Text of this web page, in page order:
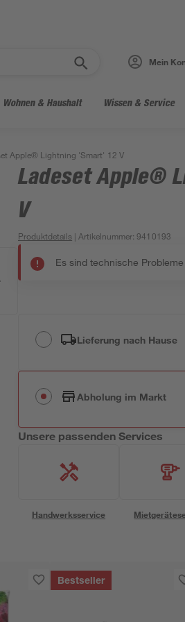
Mein
Wohnen & Haushalt Wissen & Service
Apple® Lightning 'Smart' 12 V
Ladeset Apple®
V
Produktdetails | Artikelnummer:9410193
Es sind technische
Lieferung nach Hause
Abholung im Markt
Unsere passenden Services
Handwerksservice
Bestseller